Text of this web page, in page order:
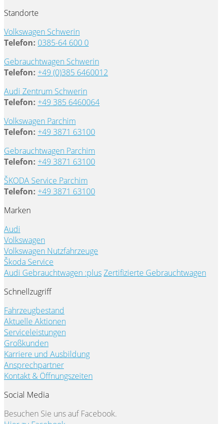
Standorte
Volkswagen Schwerin
Telefon: 0385-64 600 0
Gebrauchtwagen Schwerin
Telefon: +49 (0)385 6460012
Audi Zentrum Schwerin
Telefon: +49 385 6460064
Volkswagen Parchim
Telefon: +49 3871 63100
Gebrauchtwagen Parchim
Telefon: +49 3871 63100
ŠKODA Service Parchim
Telefon: +49 3871 63100
Marken
Audi
Volkswagen
Volkswagen Nutzfahrzeuge
Škoda Service
Audi Gebrauchtwagen :plusZertifizierte Gebrauchtwagen
Schnellzugriff
Fahrzeugbestand
Aktuelle Aktionen
Serviceleistungen
Großkunden
Karriere und Ausbildung
Ansprechpartner
Kontakt & Öffnungszeiten
Social Media
Besuchen Sie uns auf Facebook.